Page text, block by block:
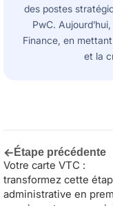
des postes
PwC.
Finance, en
et la
← Étape précédente
Votre carte VTC :
transformez cette
administrative en